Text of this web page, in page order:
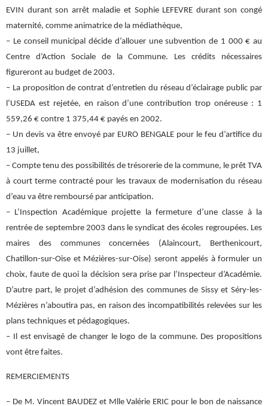
EVIN durant son arrêt maladie et Sophie LEFEVRE durant son congé
maternité, comme animatrice de la médiathèque,
– Le conseil municipal décide d’allouer une subvention de 1 000 € au
Centre d’Action Sociale de la Commune. Les crédits nécessaires
figureront au budget de 2003.
– La proposition de contrat d’entretien du réseau d’éclairage public par
l’USEDA est rejetée, en raison d’une contribution trop onéreuse : 1
559,26 € contre 1 375,44 € payés en 2002.
– Un devis va être envoyé par EURO BENGALE pour le feu d’artifice du
13 juillet,
– Compte tenu des possibilités de trésorerie de la commune, le prêt TVA
à court terme contracté pour les travaux de modernisation du réseau
d’eau va être remboursé par anticipation.
– L’Inspection Académique projette la fermeture d’une classe à la
rentrée de septembre 2003 dans le syndicat des écoles regroupées. Les
maires des communes concernées (Alaincourt, Berthenicourt,
Chatillon-sur-Oise et Mézières-sur-Oise) seront appelés à formuler un
choix, faute de quoi la décision sera prise par l’Inspecteur d’Académie.
D’autre part, le projet d’adhésion des communes de Sissy et Séry-les-
Mézières n’aboutira pas, en raison des incompatibilités relevées sur les
plans techniques et pédagogiques.
– Il est envisagé de changer le logo de la commune. Des propositions
vont être faites.
REMERCIEMENTS
– De M. Vincent BAUDEZ et Mlle Valérie ERIC pour le bon de naissance